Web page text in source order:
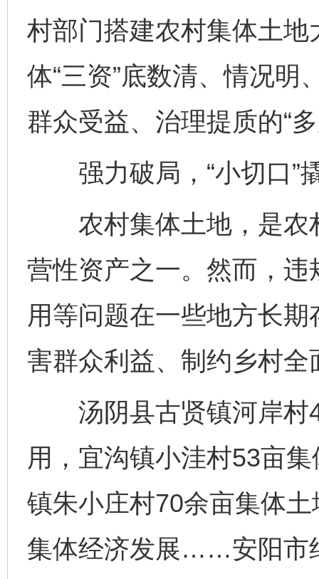
村部门搭建农村集体土
体“三资”底数清、情况明
群众受益、治理提质的“
强力破局，“小切口”撬
农村集体土地，是农
营性资产之一。然而，
用等问题在一些地方长
害群众利益、制约乡村
汤阴县古贤镇河岸村
用，宜沟镇小洼村53亩
镇朱小庄村70余亩集体
集体经济发展……安阳市